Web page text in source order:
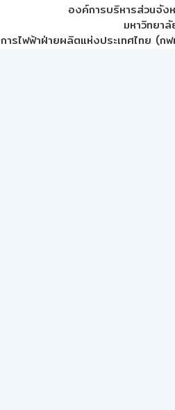
องค์การบริหารส่วนจัง
มหาวิทยา
การไฟฟ้าฝ่ายผลิตแห่งประเทศไทย (กฟ